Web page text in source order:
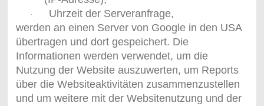
·
Uhrzeit der Serveranfrage,
werden an einen Server von Google in den USA
übertragen und dort gespeichert. Die
Informationen werden verwendet, um die
Nutzung der Website auszuwerten, um Reports
über die Websiteaktivitäten zusammenzustellen
und um weitere mit der Websitenutzung und der